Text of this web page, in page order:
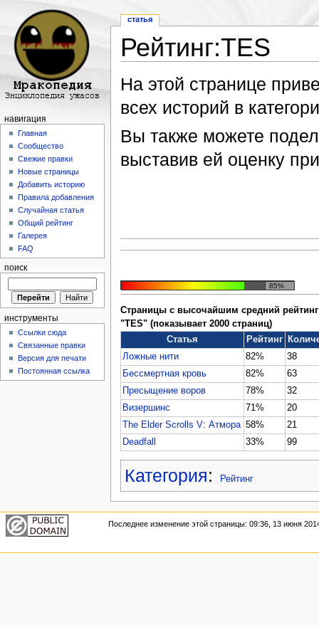
Рейтинг:TES
На этой странице
всех историй в
Вы также можете
выставив ей оценку
85%
Страницы с высочайшим средний рейтинг
"TES" (показывает 2000 страниц)
Статья
Рейтинг
Ложные нити
82%
38
Бессмертная кровь
82%
63
Пресыщение воров
78%
32
Визершинс
71%
20
The Elder Scrolls V: Атмора 58%
21
Deadfall
33% 99
Категория: Рейтинг
статья
навигация
Главная
Сообщество
Свежие правки
Новые страницы
Добавить историю
Правила добавления
Случайная статья
Общий рейтинг
Галерея
FAQ
поиск
инструменты
Ссылки сюда
Связанные правки
Версия для печати
Постоянная ссылка
Последнее изменение этой страницы: 09:36, 13 июня